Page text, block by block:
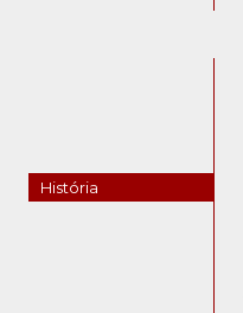
História